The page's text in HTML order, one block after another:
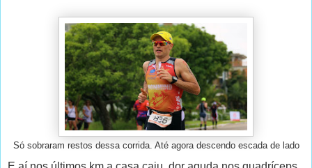
Só sobraram restos dessa corrida. Até agora descendo escada de lado